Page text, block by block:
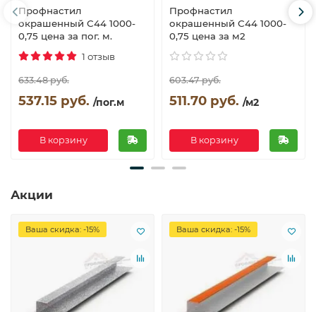
Профнастил
окрашенный С44 1000-
0,75 цена за пог. м.
1 отзыв
633.48 руб.
537.15 руб. /пог.м
В корзину
Профнастил
окрашенный С44 1000-
0,75 цена за м2
603.47 руб.
511.70 руб. /м2
В корзину
Акции
Ваша скидка: -15% Ваша скидка: -15%